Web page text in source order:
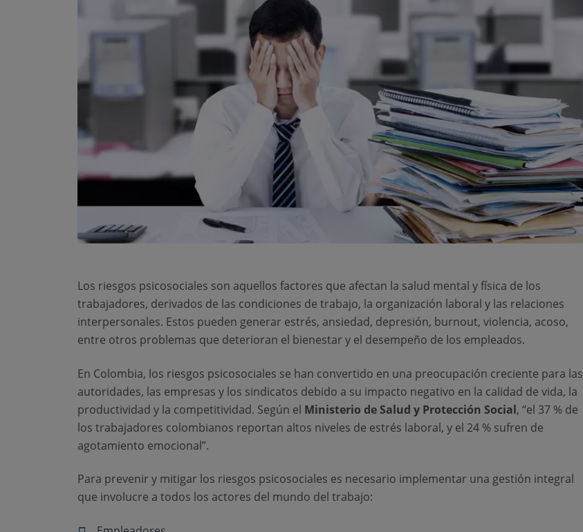
Los riesgos psicosociales son aquellos factores que afectan la salud mental y física de los
trabajadores, derivados de las condiciones de trabajo, la organización laboral y las relaciones
interpersonales. Estos pueden generar estrés, ansiedad, depresión, burnout, violencia, acoso,
entre otros problemas que deterioran el bienestar y el desempeño de los empleados.
En Colombia, los riesgos psicosociales se han convertido en una preocupación creciente para las
autoridades, las empresas y los sindicatos debido a su impacto negativo en la calidad de vida, la
productividad y la competitividad. Según el Ministerio de Salud y Protección Social, “el 37 % de
los trabajadores colombianos reportan altos niveles de estrés laboral, y el 24 % sufren de
agotamiento emocional”.
Para prevenir y mitigar los riesgos psicosociales es necesario implementar una gestión integral
que involucre a todos los actores del mundo del trabajo: